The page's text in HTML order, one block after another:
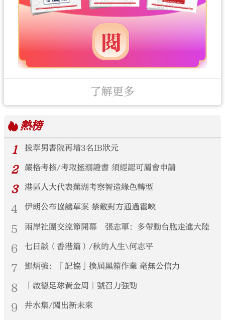
了解更多
熱榜
1
拔萃男書院再增3名IB狀元
2 嚴格考核/考取拯溺證書 須經認可屬會申請
3 港區人大代表蕪湖考察智造綠色轉型
4 伊朗公布協議草案 禁敵對方通過霍峽
5 兩岸社團交流節開幕 張志軍：多帶動台胞走進大陸
6 七日談（香港篇）/秋的人生\何志平
7 鄧炳強：「記協」換屆黑箱作業 毫無公信力
8 「啟德足球黃金周」號召力強勁
9 井水集/闖出新未來